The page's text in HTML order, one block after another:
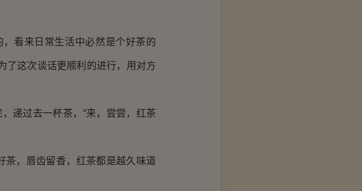
看来日常生活中必然是个好茶的
了这次谈话更顺利的进行，用对方
递过去一杯茶，“来，尝尝，红茶
，唇齿留香，红茶都是越久味道